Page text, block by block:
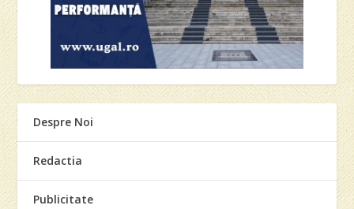
Despre Noi
Redactia
Publicitate